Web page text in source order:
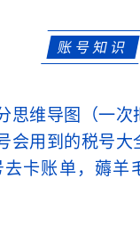
账号知识
思维导图（一次
会用到的税号大
卡账单，薅羊